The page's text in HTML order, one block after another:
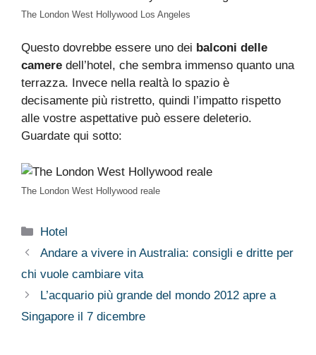
The London West Hollywood Los Angeles
Questo dovrebbe essere uno dei balconi delle
camere dell’hotel, che sembra immenso quanto una
terrazza. Invece nella realtà lo spazio è
decisamente più ristretto, quindi l’impatto rispetto
alle vostre aspettative può essere deleterio.
Guardate qui sotto:
The London West Hollywood reale
Categorie
Hotel
Andare a vivere in Australia: consigli e dritte per
chi vuole cambiare vita
L’acquario più grande del mondo 2012 apre a
Singapore il 7 dicembre